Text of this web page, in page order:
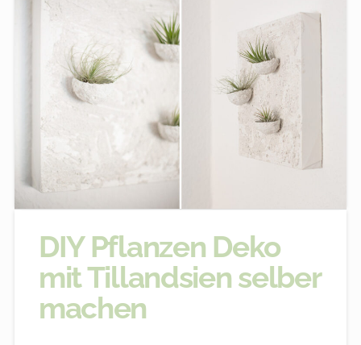
DIY Pflanzen Deko
mit Tillandsien selber
machen